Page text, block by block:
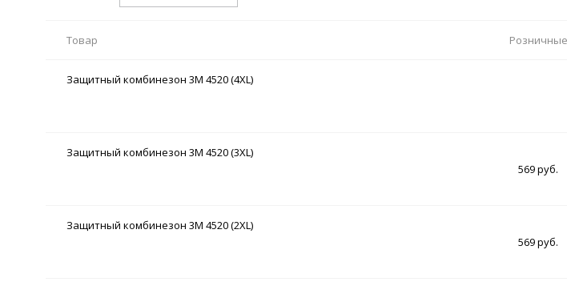
Товар Розничные
Защитный комбинезон 3M 4520 (4XL)
Защитный комбинезон 3M 4520 (3XL)
569 руб.
Защитный комбинезон 3M 4520 (2XL)
569 руб.